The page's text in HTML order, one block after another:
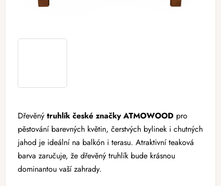
Dřevěný truhlík české značky ATMOWOOD pro
pěstování barevných květin, čerstvých bylinek i chutných
jahod je ideální na balkón i terasu. Atraktivní teaková
barva zaručuje, že dřevěný truhlík bude krásnou
dominantou vaší zahrady.